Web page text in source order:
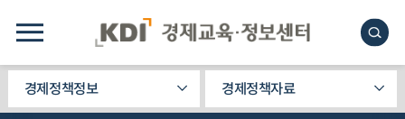
경제정책정보 경제정책자료